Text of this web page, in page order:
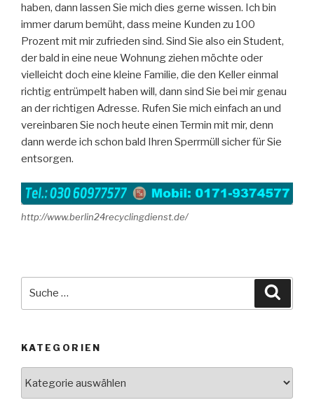
haben, dann lassen Sie mich dies gerne wissen. Ich bin
immer darum bemüht, dass meine Kunden zu 100
Prozent mit mir zufrieden sind. Sind Sie also ein Student,
der bald in eine neue Wohnung ziehen möchte oder
vielleicht doch eine kleine Familie, die den Keller einmal
richtig entrümpelt haben will, dann sind Sie bei mir genau
an der richtigen Adresse. Rufen Sie mich einfach an und
vereinbaren Sie noch heute einen Termin mit mir, denn
dann werde ich schon bald Ihren Sperrmüll sicher für Sie
entsorgen.
http://www.berlin24recyclingdienst.de/
KATEGORIEN